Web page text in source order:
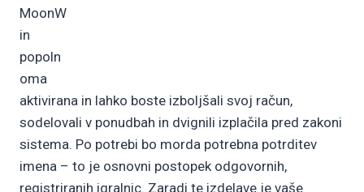
MoonW
in
popoln
oma
aktivirana in lahko boste izboljšali svoj račun,
sodelovali v ponudbah in dvignili izplačila pred zakoni
sistema. Po potrebi bo morda potrebna potrditev
imena – to je osnovni postopek odgovornih,
registriranih igralnic. Zaradi te izdelave je vaše